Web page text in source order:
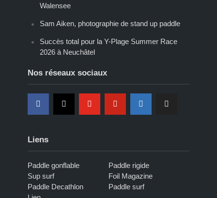
Walensee
Sam Aiken, photographie de stand up paddle
Succès total pour la Y-Plage Summer Race
2026 à Neuchâtel
Nos réseaux sociaux
Liens
Paddle gonflable
Paddle rigide
Sup surf
Foil Magazine
Paddle Decathlon
Paddle surf